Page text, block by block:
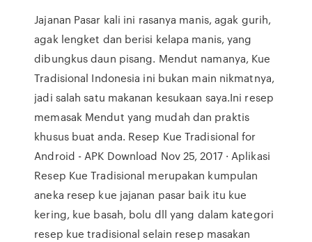
Jajanan Pasar kali ini rasanya manis, agak gurih,
agak lengket dan berisi kelapa manis, yang
dibungkus daun pisang. Mendut namanya, Kue
Tradisional Indonesia ini bukan main nikmatnya,
jadi salah satu makanan kesukaan saya.Ini resep
memasak Mendut yang mudah dan praktis
khusus buat anda. Resep Kue Tradisional for
Android - APK Download Nov 25, 2017 · Aplikasi
Resep Kue Tradisional merupakan kumpulan
aneka resep kue jajanan pasar baik itu kue
kering, kue basah, bolu dll yang dalam kategori
resep kue tradisional selain resep masakan